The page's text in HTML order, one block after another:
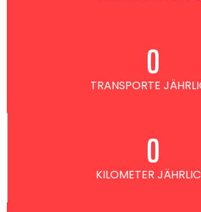
TRANSPORTE
0
KILOMETER
0